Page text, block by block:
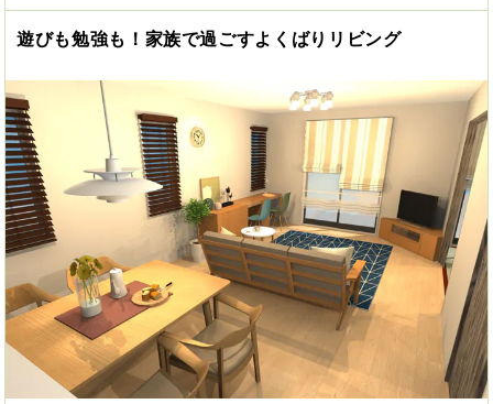
遊びも勉強も！家族で過ごすよくばりリビング